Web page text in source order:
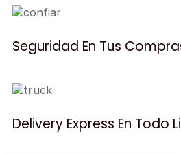
Seguridad En Tus
Delivery Express En Todo